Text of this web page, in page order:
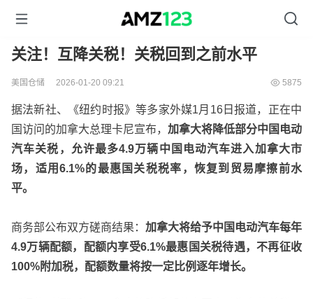
关注！互降关税！关税回到之前水平
美国仓储 2026-01-20 09:21 5875
据法新社、《纽约时报》等多家外媒1月16日报道，正在中
国访问的加拿大总理卡尼宣布， 加拿大将降低部分中国电动
汽车关税，允许最多4.9万辆中国电动汽车进入加拿大市
场，适用6.1%的最惠国关税税率，恢复到贸易摩擦前水
平。
商务部公布双方磋商结果： 加拿大将给予中国电动汽车每年
4.9万辆配额，配额内享受6.1%最惠国关税待遇，不再征收
100%附加税，配额数量将按一定比例逐年增长。